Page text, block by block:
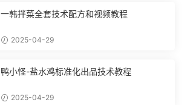
一韩拌菜全套技术配方和视频教程
2025-04-29
鸭小怪-盐水鸡标准化出品技术教程
2025-04-29